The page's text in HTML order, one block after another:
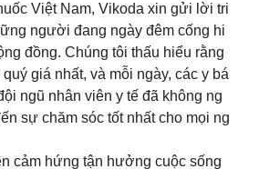
Việt Nam, Vikoda xin gửi lời tri
người đang ngày đêm cống hi
đồng. Chúng tôi thấu hiểu rằng
giá nhất, và mỗi ngày, các y bá
ngũ nhân viên y tế đã không ng
sự chăm sóc tốt nhất cho mọi ng
cảm hứng tận hưởng cuộc sống